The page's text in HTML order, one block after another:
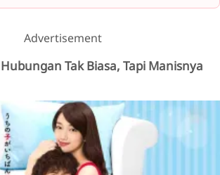
Advertisement
Tak Biasa, Tapi Manisnya